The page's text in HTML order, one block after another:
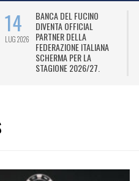
14
LUG 2026
MÜLLER NUOVO
DELL’HELLAS VERONA
(SERIE B) E “FAMILY
PARTNER”